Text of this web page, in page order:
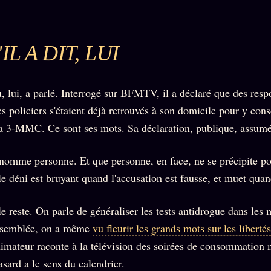
A DIT, LUI
lui, a parlé. Interrogé sur BFMTV, il a déclaré que des
policiers s'étaient déjà retrouvés à son domicile pour y
3-MMC. Ce sont ses mots. Sa déclaration, publique,
personne. Et que personne, en face, ne se précipite
déni est bruyant quand l'accusation est fausse, et muet
reste. On parle de généraliser les tests antidrogue dans les
on a même vu fleurir les grands mots sur les libertés
raconte à la télévision des soirées de consommation
a le sens du calendrier.